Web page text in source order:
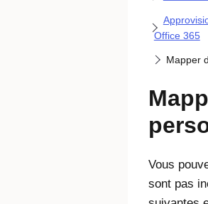
Office 365
Mapper
Vous
sont pas